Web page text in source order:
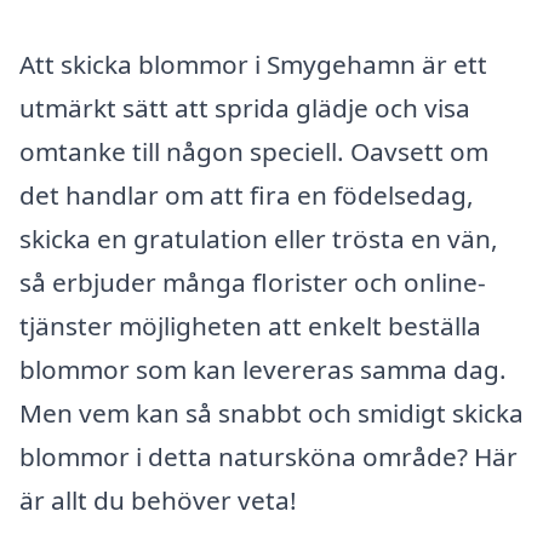
Att skicka blommor i Smygehamn är ett
utmärkt sätt att sprida glädje och visa
omtanke till någon speciell. Oavsett om
det handlar om att fira en födelsedag,
skicka en gratulation eller trösta en vän,
så erbjuder många florister och online-
tjänster möjligheten att enkelt beställa
blommor som kan levereras samma dag.
Men vem kan så snabbt och smidigt skicka
blommor i detta natursköna område? Här
är allt du behöver veta!